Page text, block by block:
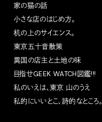
家の猫の話
小さな店のはじめ方。
机の上のサイエンス。
東京五十音散策
異国の店主と土地の味
目指せGEEK WATCH図鑑!!!
私のいえは、東京 山のうえ
私的にいいとこ、詩的なところ。